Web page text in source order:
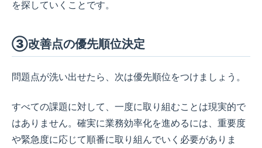
を探していくことです。
③改善点の優先順位決定
問題点が洗い出せたら、次は優先順位をつけましょう。
すべての課題に対して、一度に取り組むことは現実的で
はありません。確実に業務効率化を進めるには、重要度
や緊急度に応じて順番に取り組んでいく必要がありま